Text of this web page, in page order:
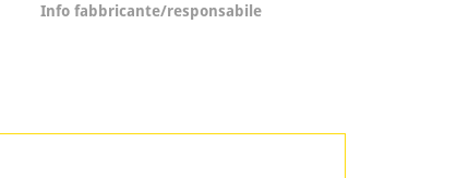
Info fabbricante/responsabile